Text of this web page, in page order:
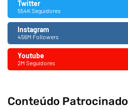
Twitter
554K Seguidores
Instagram
456M Followers
Youtube
2M Seguidores
Conteúdo Patrocinado